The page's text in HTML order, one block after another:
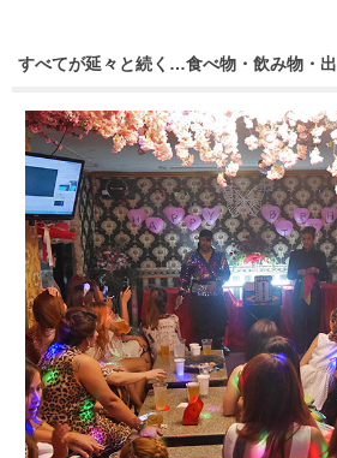
すべてが延々と続く…食べ物・飲み物・出